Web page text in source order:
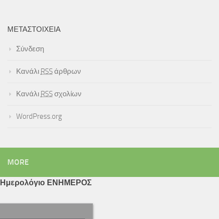
ΜΕΤΑΣΤΟΙΧΕΊΑ
Σύνδεση
Κανάλι RSSάρθρων
Κανάλι RSSσχολίων
WordPress.org
MORE
Ημερολόγιο ΕΝΗΜΕΡΟΣ